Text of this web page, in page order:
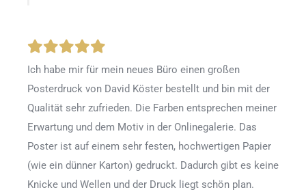
Ich habe mir für mein neues Büro einen großen
Posterdruck von David Köster bestellt und bin mit der
Qualität sehr zufrieden. Die Farben entsprechen meiner
Erwartung und dem Motiv in der Onlinegalerie. Das
Poster ist auf einem sehr festen, hochwertigen Papier
(wie ein dünner Karton) gedruckt. Dadurch gibt es keine
Knicke und Wellen und der Druck liegt schön plan.